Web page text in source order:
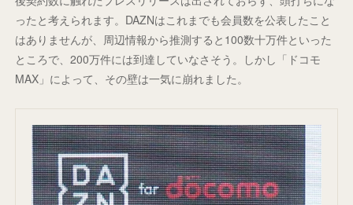
ったと考えられます。DAZNはこれまでも会員数を公表したこと
はありませんが、周辺情報から推測すると100数十万件といった
ところで、200万件には到達していなさそう。しかし「ドコモ
MAX」によって、その壁は一気に崩れました。